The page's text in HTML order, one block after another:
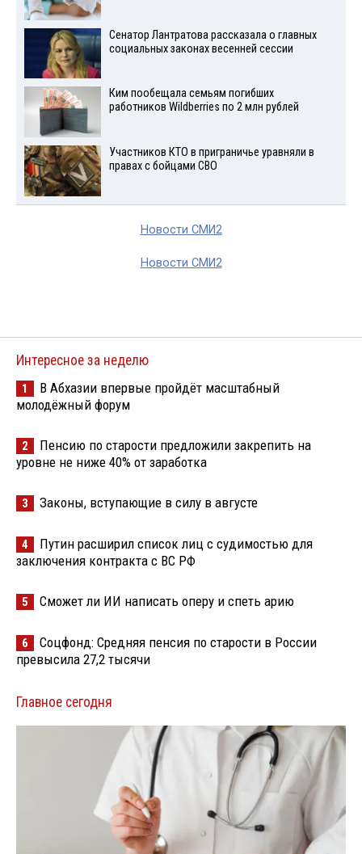
Сенатор Лантратова рассказала о главных
социальных законах весенней сессии
Ким пообещала семьям погибших
работников Wildberries по 2 млн рублей
Участников КТО в приграничье уравняли в
правах с бойцами СВО
Новости СМИ2
Новости СМИ2
Интересное за неделю
1
В Абхазии впервые пройдёт масштабный
молодёжный форум
2
Пенсию по старости предложили закрепить на
уровне не ниже 40% от заработка
3 Законы, вступающие в силу в августе
4
Путин расширил список лиц с судимостью для
заключения контракта с ВС РФ
5 Сможет ли ИИ написать оперу и спеть арию
6
Соцфонд: Средняя пенсия по старости в России
превысила 27,2 тысячи
Главное сегодня